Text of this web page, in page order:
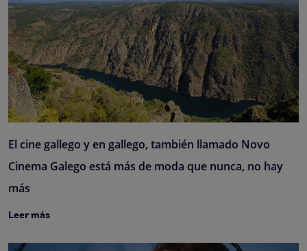
El cine gallego y en gallego, también llamado Novo
Cinema Galego está más de moda que nunca, no hay
más
Leer más